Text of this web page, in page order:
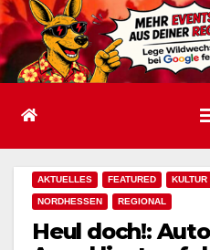
AKTUELLES FEATURED KULTUR
NORDHESSEN REGIONAL
Heul doch!: